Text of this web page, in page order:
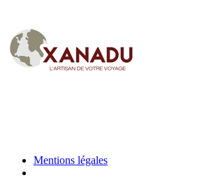
Mentions légales